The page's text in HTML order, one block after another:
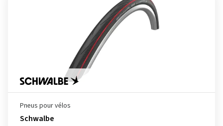
Pneus pour vélos
Schwalbe